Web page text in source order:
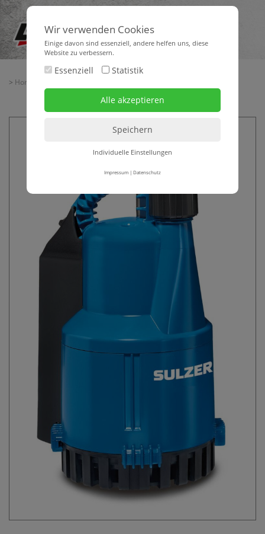
> Home
Wir verwenden Cookies
Einige davon sind essenziell, andere helfen uns, diese
Website zu verbessern.
Essenziell Statistik
Individuelle Einstellungen
Impressum| Datenschutz